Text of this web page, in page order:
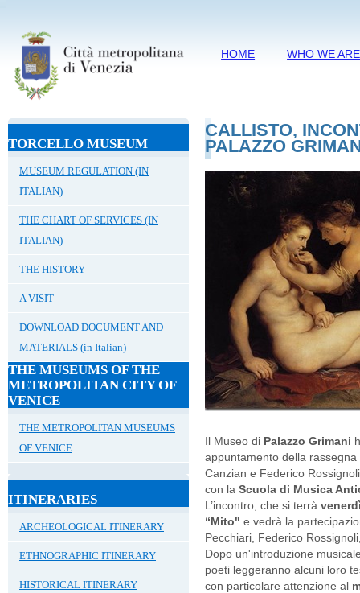
HOME WHO WE ARE
TORCELLO MUSEUM
MUSEUM REGULATION (IN
ITALIAN)
THE CHART OF SERVICES (IN
ITALIAN)
THE HISTORY
A VISIT
DOWNLOAD DOCUMENT AND
MATERIALS (in Italian)
THE MUSEUMS OF THE
METROPOLITAN CITY OF
VENICE
THE METROPOLITAN MUSEUMS
OF VENICE
ITINERARIES
ARCHEOLOGICAL ITINERARY
ETHNOGRAPHIC ITINERARY
HISTORICAL ITINERARY
CALLISTO,
PALAZZO
Il Museo di Palazzo Grimani
appuntamento della
Canzian e Federico
con laScuola di Musica
L’incontro, che si terrà
“Mito" e vedrà la
Pecchiari, Federico
Dopo un'introduzione
poeti leggeranno alcuni loro
con particolare attenzione al